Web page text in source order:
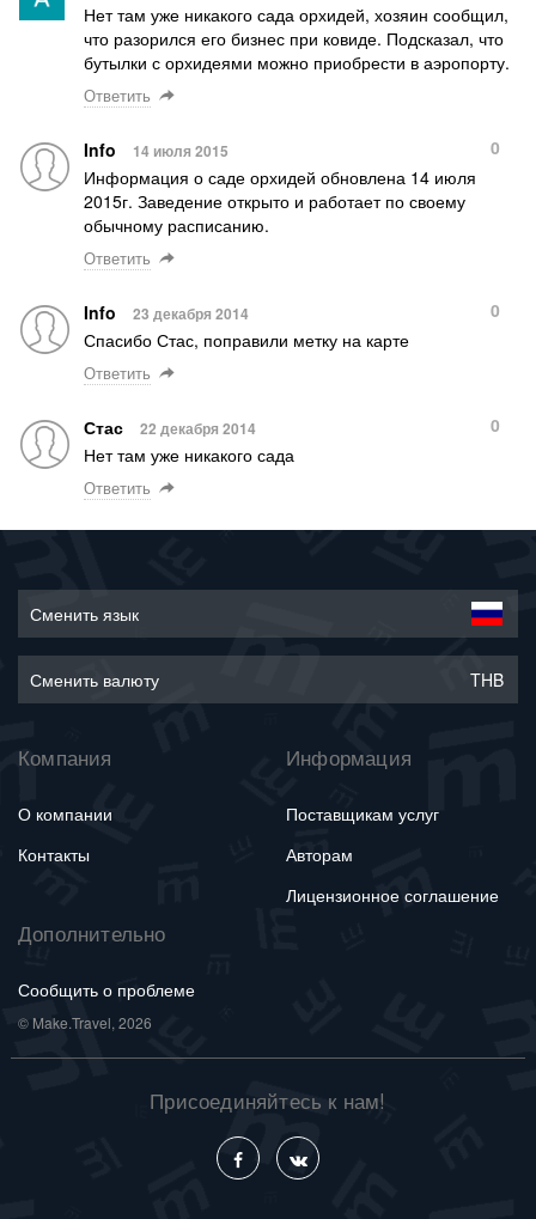
Нет там уже никакого сада орхидей, хозяин сообщил,
что разорился его бизнес при ковиде. Подсказал, что
бутылки с орхидеями можно приобрести в аэропорту.
Ответить
Info 14 июля 2015
Информация о саде орхидей обновлена 14 июля
2015г. Заведение открыто и работает по своему
обычному расписанию.
0
Ответить
Info 23 декабря 2014
Спасибо Стас, поправили метку на карте
0
Ответить
Стас 22 декабря 2014
Нет там уже никакого сада
0
Ответить
Сменить язык
Сменить валюту THB
Компания
О компании
Контакты
Информация
Поставщикам услуг
Авторам
Лицензионное соглашение
Дополнительно
Сообщить о проблеме
© Make.Travel, 2026
Присоединяйтесь к нам!